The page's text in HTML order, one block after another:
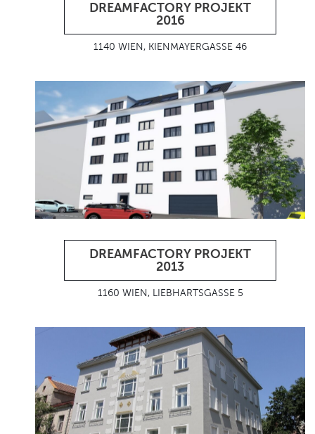
DREAMFACTORY PROJEKT
2016
1140 WIEN, KIENMAYERGASSE 46
DREAMFACTORY PROJEKT
2013
1160 WIEN, LIEBHARTSGASSE 5